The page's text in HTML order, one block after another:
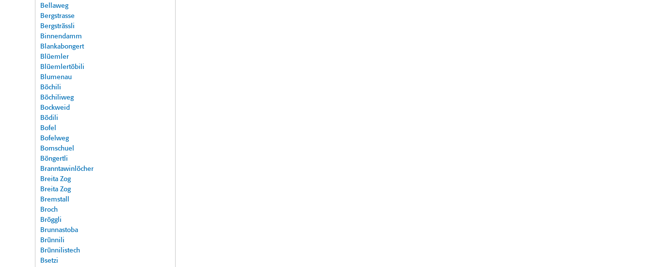
Bellaweg
Bergstrasse
Bergsträssli
Binnendamm
Blankabongert
Blüemler
Blüemlertöbili
Blumenau
Böchili
Böchiliweg
Bockweid
Bödili
Bofel
Bofelweg
Bomschuel
Böngertli
Branntawinlöcher
Breita Zog
Breita Zog
Bremstall
Broch
Bröggli
Brunnastoba
Brünnili
Brünnilistech
Bsetzi